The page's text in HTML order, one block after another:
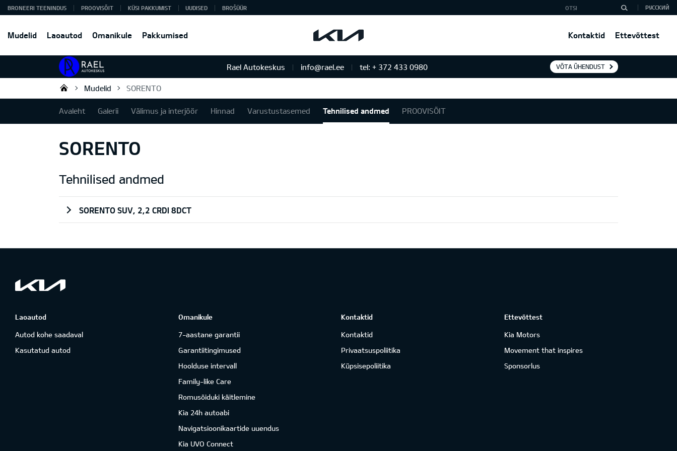
Mudelid Laoautod Omanikule Pakkumised Kontaktid Ettevõttest
BRONEERI TEENINDUS PROOVISÕIT KÜSI PAKKUMIST UUDISED BROŠÜÜR РУССКИЙ
Rael Autokeskus info@rael.ee tel: + 372 433 0980 VÕTA ÜHENDUST
Rael Autokeskus OÜ
Mudelid SORENTO
Avaleht Galerii Välimus ja interjöör Hinnad Varustustasemed Tehnilised andmed PROOVISÕIT
SORENTO
Tehnilised andmed
SORENTO SUV, 2,2 CRDI 8DCT
Laoautod
Autod kohe saadaval
Kasutatud autod
Omanikule
7-aastane garantii
Garantiitingimused
Hoolduse intervall
Family-like Care
Romusõiduki käitlemine
Kia 24h autoabi
Navigatsioonikaartide uuendus
Kia UVO Connect
Kontaktid
Kontaktid
Privaatsuspoliitika
Küpsisepoliitika
Ettevõttest
Kia Motors
Movement that inspires
Sponsorlus